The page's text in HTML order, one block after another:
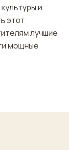
и
этот
лучшие
мощные